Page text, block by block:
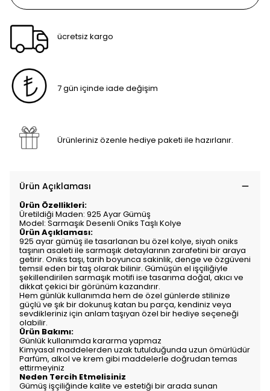
ücretsiz kargo
7 gün içinde iade değişim
Ürünleriniz özenle hediye paketi ile hazırlanır.
Ürün Açıklaması
Ürün Özellikleri:
Üretildiği Maden: 925 Ayar Gümüş
Model: Sarmaşık Desenli Oniks Taşlı Kolye
Ürün Açıklaması:
925 ayar gümüş ile tasarlanan bu özel kolye, siyah oniks
taşının asaleti ile sarmaşık detaylarının zarafetini bir araya
getirir. Oniks taşı, tarih boyunca sakinlik, denge ve özgüveni
temsil eden bir taş olarak bilinir. Gümüşün el işçiliğiyle
şekillendirilen sarmaşık motifi ise tasarıma doğal, akıcı ve
dikkat çekici bir görünüm kazandırır.
Hem günlük kullanımda hem de özel günlerde stilinize
güçlü ve şık bir dokunuş katan bu parça, kendiniz veya
sevdikleriniz için anlam taşıyan özel bir hediye seçeneği
olabilir.
Ürün Bakımı:
Günlük kullanımda kararma yapmaz
Kimyasal maddelerden uzak tutulduğunda uzun ömürlüdür
Parfüm, alkol ve krem gibi maddelerle doğrudan temas
ettirmeyiniz
Neden Tercih Etmelisiniz
Gümüş işçiliğinde kalite ve estetiği bir arada sunan